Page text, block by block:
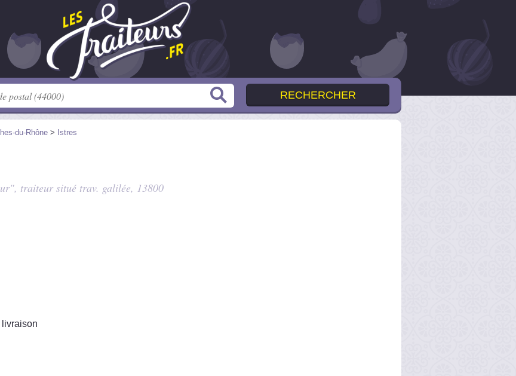
du-Rhône > Istres
traiteur situé trav. galilée, 13800
livraison